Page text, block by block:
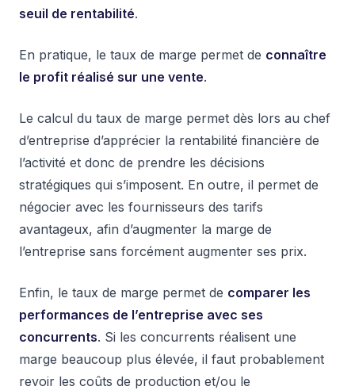
seuil de rentabilité.
En pratique, le taux de marge permet de connaître
le profit réalisé sur une vente.
Le calcul du taux de marge permet dès lors au chef
d’entreprise d’apprécier la rentabilité financière de
l’activité et donc de prendre les décisions
stratégiques qui s’imposent. En outre, il permet de
négocier avec les fournisseurs des tarifs
avantageux, afin d’augmenter la marge de
l’entreprise sans forcément augmenter ses prix.
Enfin, le taux de marge permet de comparer les
performances de l’entreprise avec ses
concurrents. Si les concurrents réalisent une
marge beaucoup plus élevée, il faut probablement
revoir les coûts de production et/ou le